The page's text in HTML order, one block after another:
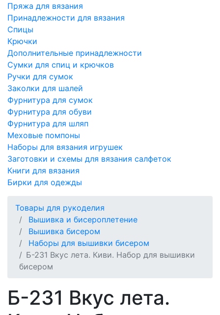
Пряжа для вязания
Принадлежности для вязания
Спицы
Крючки
Дополнительные принадлежности
Сумки для спиц и крючков
Ручки для сумок
Заколки для шалей
Фурнитура для сумок
Фурнитура для обуви
Фурнитура для шляп
Меховые помпоны
Наборы для вязания игрушек
Заготовки и схемы для вязания салфеток
Книги для вязания
Бирки для одежды
Товары для рукоделия
Вышивка и бисероплетение
Вышивка бисером
Наборы для вышивки бисером
Б-231 Вкус лета. Киви. Набор для вышивки
бисером
Б-231 Вкус лета.